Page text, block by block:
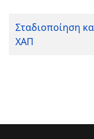
Σταδιοποίηση
ΧΑΠ